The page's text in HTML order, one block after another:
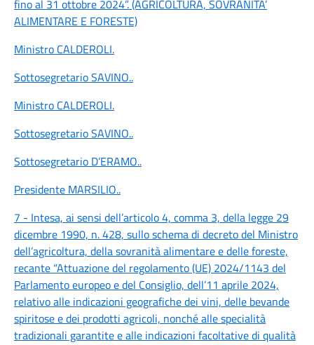
fino al 31 ottobre 2024”. (AGRICOLTURA, SOVRANITA’
ALIMENTARE E FORESTE)
Ministro CALDEROLI.
Sottosegretario SAVINO..
Ministro CALDEROLI.
Sottosegretario SAVINO..
Sottosegretario D’ERAMO..
Presidente MARSILIO..
7 - Intesa, ai sensi dell’articolo 4, comma 3, della legge 29
dicembre 1990, n. 428, sullo schema di decreto del Ministro
dell’agricoltura, della sovranità alimentare e delle foreste,
recante “Attuazione del regolamento (UE) 2024/1143 del
Parlamento europeo e del Consiglio, dell’11 aprile 2024,
relativo alle indicazioni geografiche dei vini, delle bevande
spiritose e dei prodotti agricoli, nonché alle specialità
tradizionali garantite e alle indicazioni facoltative di qualità